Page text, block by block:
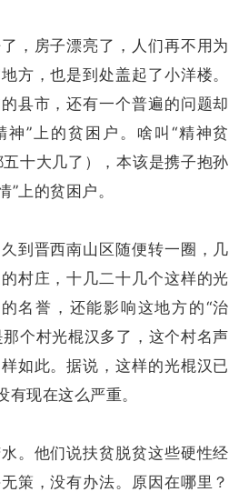
，房子漂亮了，人们再不用为
方，也是到处盖起了小洋楼。
县市，还有一个普遍的问题却
”上的贫困户。啥叫“精神贫
十大几了），本该是携子抱孙
上的贫困户。
到晋西南山区随便转一圈，几
村庄，十几二十几个这样的光
名誉，还能影响这地方的“治
个村光棍汉多了，这个村名声
如此。据说，这样的光棍汉已
现在这么严重。
。他们说扶贫脱贫这些硬性经
策，没有办法。原因在哪里？